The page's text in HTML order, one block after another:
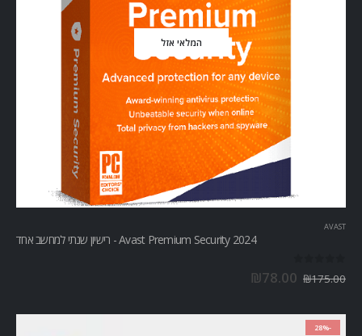
המלאי אזל
AVAST
Avast Premium Security 2024 - רישיון שנתי למחשב אחד
₪175.00
₪78.00
-28%